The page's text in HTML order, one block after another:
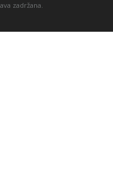
zadržana.